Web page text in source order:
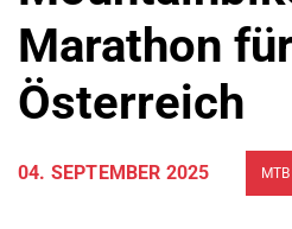
Marathon
Österreich
04. SEPTEMBER 2025 MTB